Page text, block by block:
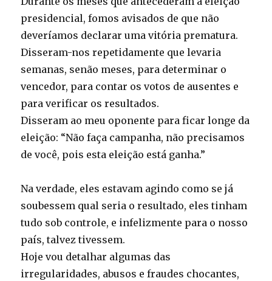
presidencial, fomos avisados de que não
deveríamos declarar uma vitória prematura.
Disseram-nos repetidamente que levaria
semanas, senão meses, para determinar o
vencedor, para contar os votos de ausentes e
para verificar os resultados.
Disseram ao meu oponente para ficar longe da
eleição: “Não faça campanha, não precisamos
de você, pois esta eleição está ganha.”
Na verdade, eles estavam agindo como se já
soubessem qual seria o resultado, eles tinham
tudo sob controle, e infelizmente para o nosso
país, talvez tivessem.
Hoje vou detalhar algumas das
irregularidades, abusos e fraudes chocantes,